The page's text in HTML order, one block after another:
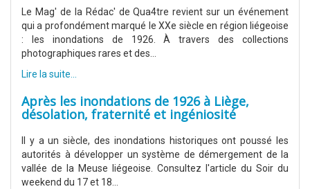
Le Mag' de la Rédac' de Qua4tre revient sur un événement
qui a profondément marqué le XXe siècle en région liégeoise
: les inondations de 1926. À travers des collections
photographiques rares et des...
Lire la suite...
Après les inondations de 1926 à Liège,
désolation, fraternité et ingéniosité
Il y a un siècle, des inondations historiques ont poussé les
autorités à développer un système de démergement de la
vallée de la Meuse liégeoise. Consultez l'article du Soir du
weekend du 17 et 18...